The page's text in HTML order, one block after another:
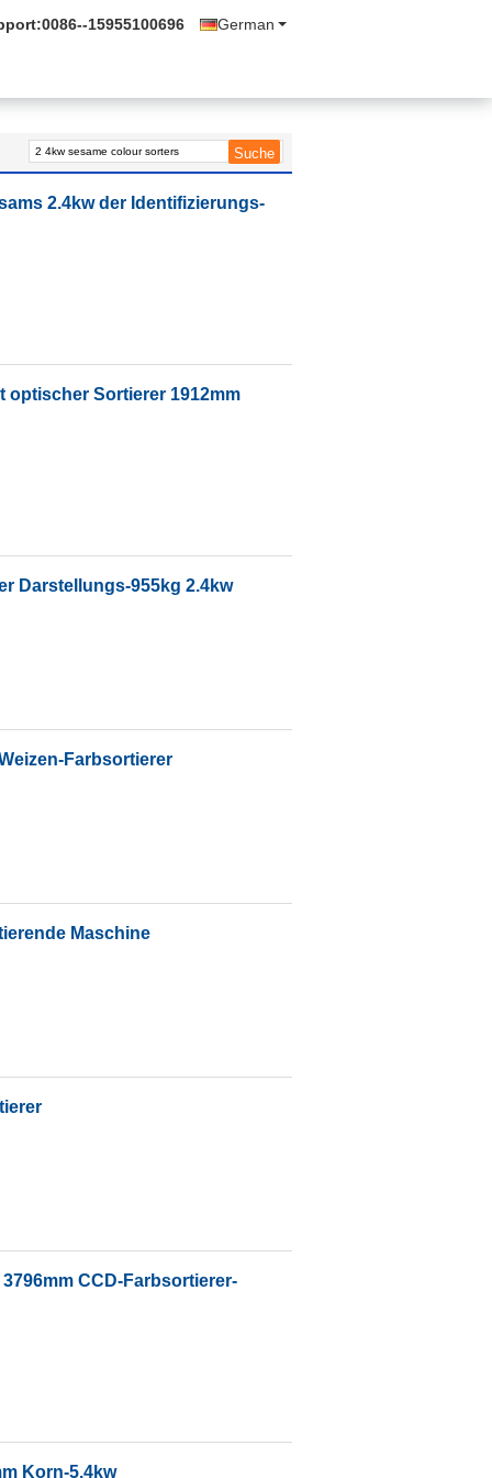
German
0086--15955100696
2.4kw der Identifizierungs-
optischer Sortierer 1912mm
Darstellungs-955kg 2.4kw
Farbsortierer
Maschine
CCD-Farbsortierer-
Korn-5.4kw